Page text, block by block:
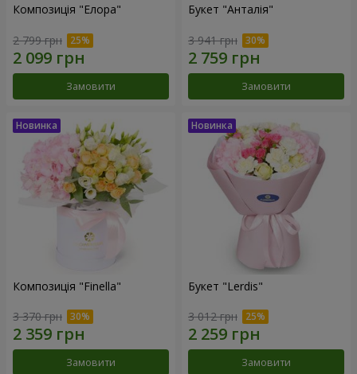
Композиція "Елора"
2 799 грн
Замовити
Букет "Анталія"
3 941 грн
Замовити
Композиція "Finella"
3 370 грн
Замовити
Букет "Lerdis"
3 012 грн
Замовити